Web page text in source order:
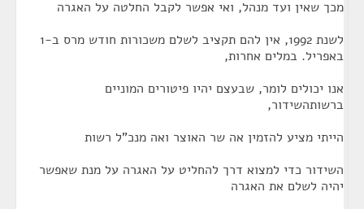
מכך שאין ועד מנהל, ואי אפשר לקבל החלטה על האגרה
לשנת 1992, אין להם תקציב לשלם משכורות חודש מרס ב-1
באפריל. במלים אחרות,
אנו יכולים לומר, שבעצם יהיו פיטורים המוניים
ברשותהשידור,
הייתי מציע להזמין אה שר האוצר ואה מנכ"ל רשות
השידור כדי למצוא דרך להחליט על האגרה על מנת שאפשר
יהיה לשלם את האגרה